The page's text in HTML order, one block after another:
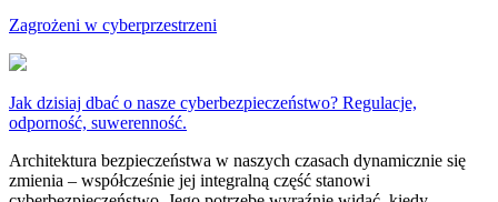
Zagrożeni w cyberprzestrzeni
Jak dzisiaj dbać o nasze cyberbezpieczeństwo? Regulacje,
odporność, suwerenność.
Architektura bezpieczeństwa w naszych czasach dynamicznie się
zmienia – współcześnie jej integralną część stanowi